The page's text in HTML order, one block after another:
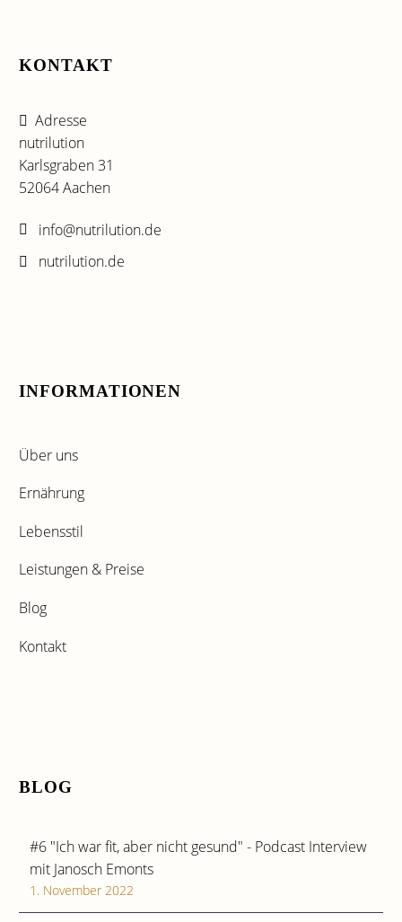
KONTAKT
Adresse
nutrilution
Karlsgraben 31
52064 Aachen
info@nutrilution.de
nutrilution.de
INFORMATIONEN
Über uns
Ernährung
Lebensstil
Leistungen & Preise
Blog
Kontakt
BLOG
#6 "Ich war fit, aber nicht gesund" - Podcast Interview
mit Janosch Emonts
1. November 2022